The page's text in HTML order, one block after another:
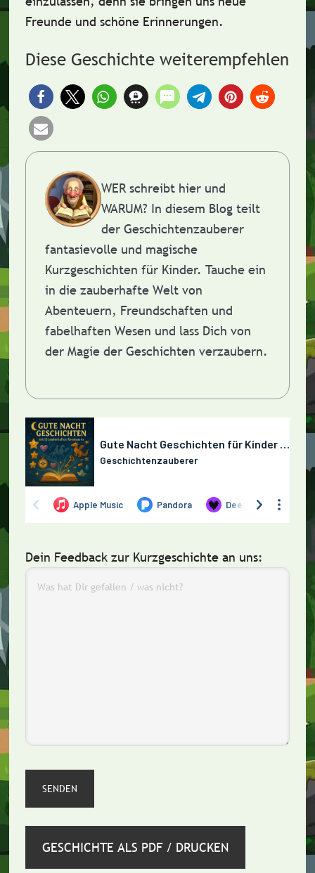
Freunde und schöne Erinnerungen.
Diese Geschichte weiterempfehlen
WER schreibt hier und
WARUM? In diesem Blog teilt
der Geschichtenzauberer
fantasievolle und magische
Kurzgeschichten für Kinder. Tauche ein
in die zauberhafte Welt von
Abenteuern, Freundschaften und
fabelhaften Wesen und lass Dich von
der Magie der Geschichten verzaubern.
Dein Feedback zur Kurzgeschichte an uns:
GESCHICHTE ALS PDF / DRUCKEN